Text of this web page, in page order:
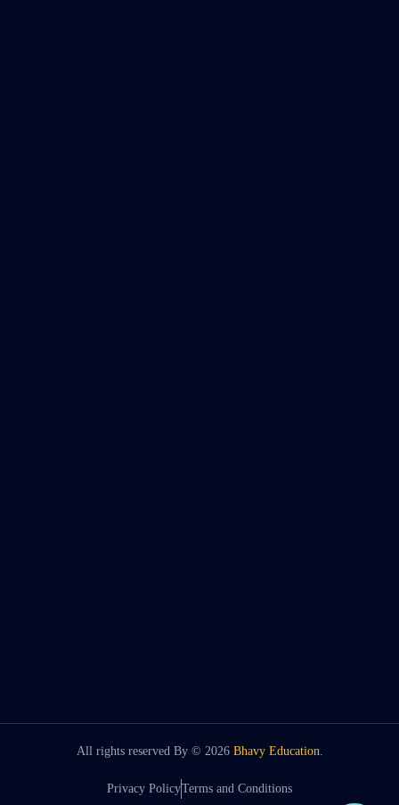
All rights reserved By © 2026 Bhavy Education
Privacy PolicyTerms and Conditions